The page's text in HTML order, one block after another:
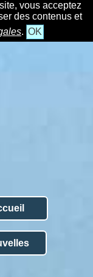
vous acceptez
des contenus et
. OK